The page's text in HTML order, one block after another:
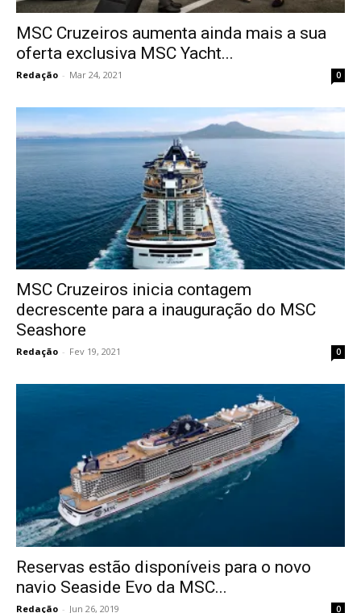
MSC Cruzeiros aumenta ainda mais a sua
oferta exclusiva MSC Yacht...
Redação - Mar 24, 2021 0
MSC Cruzeiros inicia contagem
decrescente para a inauguração do MSC
Seashore
Redação - Fev 19, 2021 0
Reservas estão disponíveis para o novo
navio Seaside Evo da MSC...
Redação - Jun 26, 2019 0